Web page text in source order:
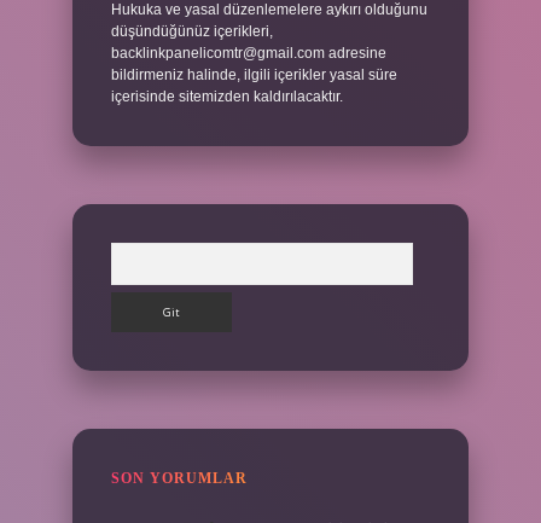
Hukuka ve yasal düzenlemelere aykırı olduğunu
düşündüğünüz içerikleri,
backlinkpanelicomtr@gmail.com adresine
bildirmeniz halinde, ilgili içerikler yasal süre
içerisinde sitemizden kaldırılacaktır.
SON YORUMLAR